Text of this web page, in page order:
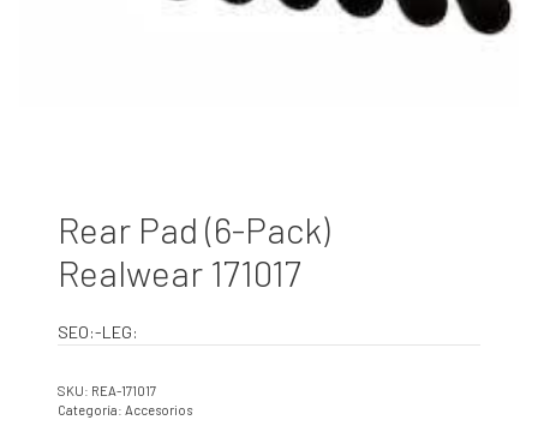
Rear Pad (6-Pack)
Realwear 171017
SEO:-LEG:
SKU: REA-171017
Categoría: Accesorios